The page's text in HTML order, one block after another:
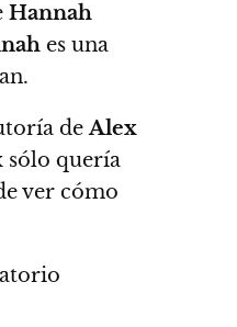
Hannah
es una
deAlex
sólo quería
ver cómo